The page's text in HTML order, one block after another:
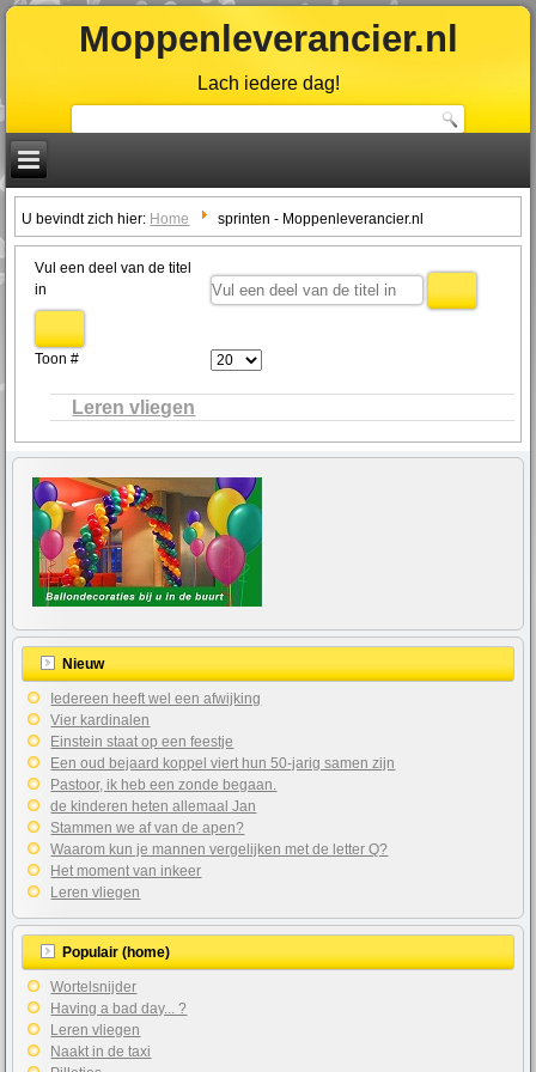
Moppenleverancier.nl
Lach iedere dag!
U bevindt zich hier: Home sprinten - Moppenleverancier.nl
Vul een deel van de titel
in
Toon #
Leren vliegen
Nieuw
Iedereen heeft wel een afwijking
Vier kardinalen
Einstein staat op een feestje
Een oud bejaard koppel viert hun 50-jarig samen zijn
Pastoor, ik heb een zonde begaan.
de kinderen heten allemaal Jan
Stammen we af van de apen?
Waarom kun je mannen vergelijken met de letter Q?
Het moment van inkeer
Leren vliegen
Populair (home)
Wortelsnijder
Having a bad day... ?
Leren vliegen
Naakt in de taxi